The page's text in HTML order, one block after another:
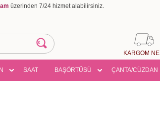
üzerinden 7/24 hizmet alabilirsiniz.
KARGOM
SAAT BAŞÖRTÜSÜ ÇANTA/CÜZDAN